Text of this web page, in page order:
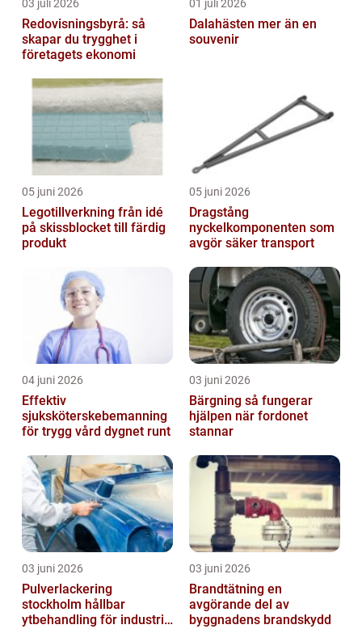
03 juli 2026
Redovisningsbyrå: så
skapar du trygghet i
företagets ekonomi
01 juli 2026
Dalahästen mer än en
souvenir
05 juni 2026
Legotillverkning från idé
på skissblocket till färdig
produkt
05 juni 2026
Dragstång
nyckelkomponenten som
avgör säker transport
04 juni 2026
Effektiv
sjuksköterskebemanning
för trygg vård dygnet runt
03 juni 2026
Bärgning så fungerar
hjälpen när fordonet
stannar
03 juni 2026
Pulverlackering
stockholm hållbar
ytbehandling för industri
03 juni 2026
Brandtätning en
avgörande del av
byggnadens brandskydd